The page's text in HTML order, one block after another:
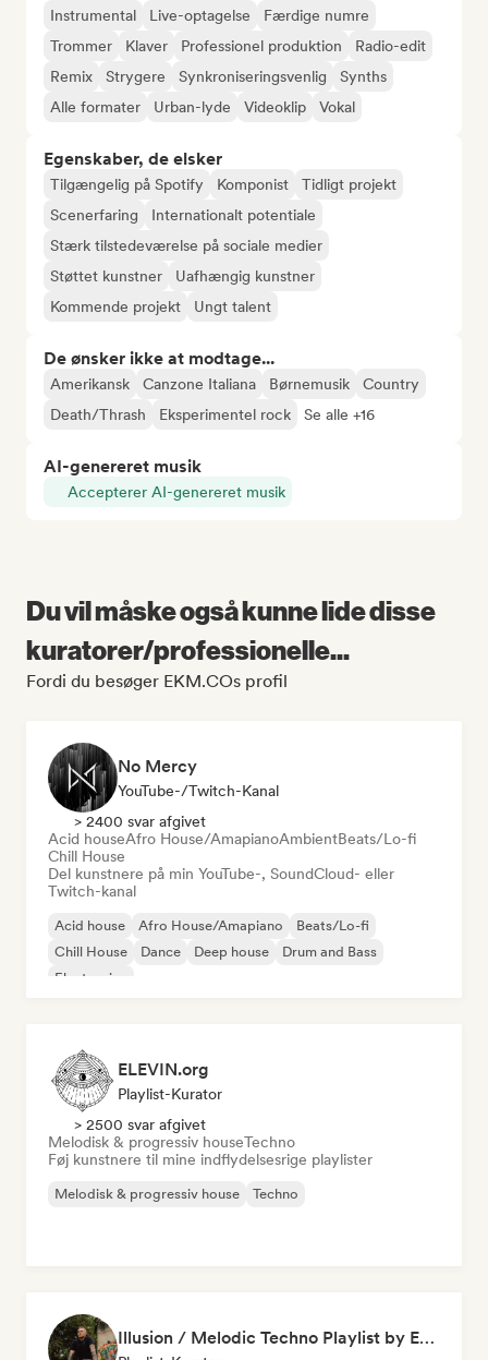
Instrumental Live-optagelse
Færdige numre
Trommer
Klaver Professionel produktion
Radio-edit
Remix
Strygere Synkroniseringsvenlig
Synths
Alle formater
Urban-lyde Videoklip Vokal
Egenskaber, de elsker
Tilgængelig på Spotify Komponist
Tidligt projekt
Scenerfaring
Internationalt potentiale
Stærk tilstedeværelse på sociale medier
Støttet kunstner
Uafhængig kunstner
Kommende projekt
Ungt talent
De ønsker ikke at modtage...
Amerikansk Canzone Italiana Børnemusik
Country
Death/Thrash
Eksperimentel rock Se alle +16
AI-genereret musik
Accepterer AI-genereret musik
Du vil måske også kunne lide disse
kuratorer/professionelle...
Fordi du besøger EKM.COs profil
No Mercy
YouTube-/Twitch-Kanal
> 2400 svar afgivet
Acid houseAfro House/AmapianoAmbientBeats/Lo-fi
Chill House
Del kunstnere på min YouTube-, SoundCloud- eller
Twitch-kanal
Acid house Afro House/Amapiano
Beats/Lo-fi
Chill House
Dance Deep house
Drum and Bass
Electronica
ELEVIN.org
Playlist-Kurator
> 2500 svar afgivet
Melodisk & progressiv houseTechno
Føj kunstnere til mine indflydelsesrige playlister
Melodisk & progressiv house Techno
Illusion / Melodic Techno Playlist by Es.Ka